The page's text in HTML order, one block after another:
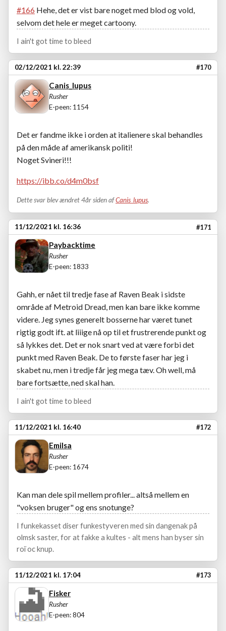
#166 Hehe, det er vist bare noget med blod og vold,
selvom det hele er meget cartoony.
I ain't got time to bleed
02/12/2021 kl. 22:39 #170
Canis_lupus
Rusher
E-peen: 1154
Det er fandme ikke i orden at italienere skal behandles
på den måde af amerikansk politi!
Noget Svineri!!!
https://ibb.co/d4m0bsf
Dette svar blev ændret 4år siden afCanis_lupus.
11/12/2021 kl. 16:36 #171
Paybacktime
Rusher
E-peen: 1833
Gahh, er nået til tredje fase af Raven Beak i sidste
område af Metroid Dread, men kan bare ikke komme
videre. Jeg synes generelt bosserne har været tunet
rigtig godt ift. at liiige nå op til et frustrerende punkt og
så lykkes det. Det er nok snart ved at være forbi det
punkt med Raven Beak. De to første faser har jeg i
skabet nu, men i tredje får jeg mega tæv. Oh well, må
bare fortsætte, ned skal han.
I ain't got time to bleed
11/12/2021 kl. 16:40 #172
Emilsa
Rusher
E-peen: 1674
Kan man dele spil mellem profiler... altså mellem en
"voksen bruger" og ens snotunge?
I funkekasset diser funkestyveren med sin dangenak på
olmsk saster, for at fakke a kultes - alt mens han byser sin
roï oc knup.
11/12/2021 kl. 17:04 #173
Fisker
Rusher
E-peen: 804